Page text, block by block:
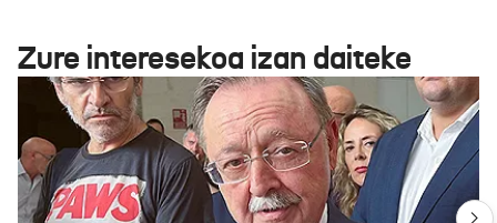
Zure interesekoa izan daiteke